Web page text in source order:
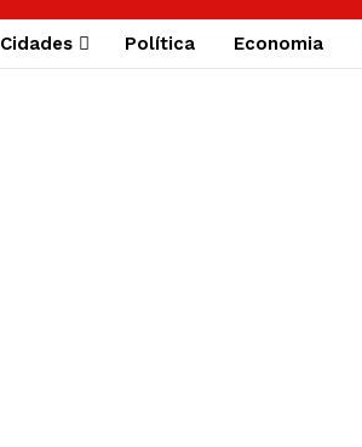
Cidades Política Economia